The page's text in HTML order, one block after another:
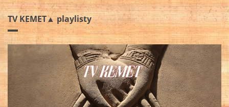
TV KEMET▲ playlisty